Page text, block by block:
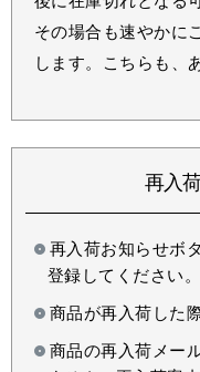
その場合も速やかに
します。こちらも、
再入
再入荷お知らせボ
登録してください。
商品が再入荷した
商品の再入荷メー